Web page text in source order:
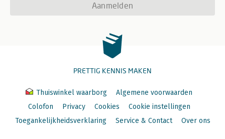
Aanmelden
PRETTIG KENNIS MAKEN
Thuiswinkel waarborg
Algemene voorwaarden
Colofon
Privacy Cookies
Cookie instellingen
Toegankelijkheidsverklaring
Service & Contact Over ons